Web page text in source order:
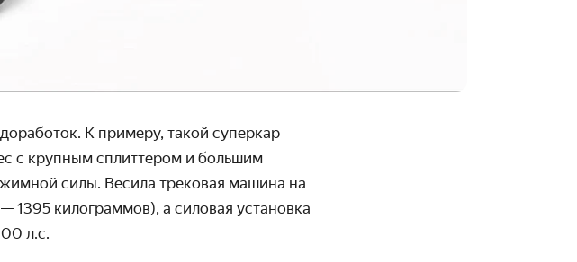
К примеру, такой суперкар
с крупным сплиттером и большим
силы. Весила трековая машина на
— 1395 килограммов), а силовая установка
л.с.